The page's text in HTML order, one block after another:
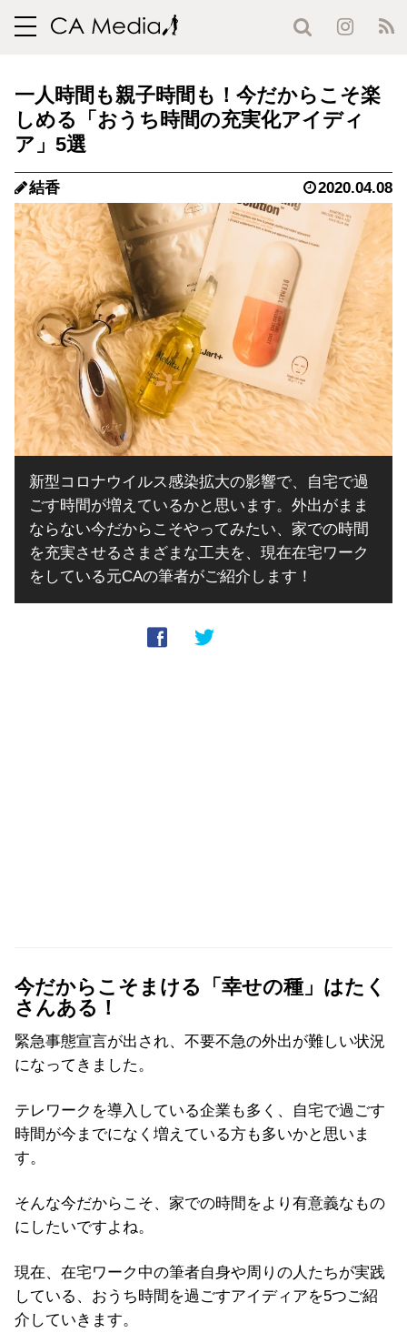
toggle
一人時間も親子時間も！今だからこそ楽
しめる「おうち時間の充実化アイディ
ア」5選
結香 2020.04.08
新型コロナウイルス感染拡大の影響で、自宅で過
ごす時間が増えているかと思います。外出がまま
ならない今だからこそやってみたい、家での時間
を充実させるさまざまな工夫を、現在在宅ワーク
をしている元CAの筆者がご紹介します！
今だからこそまける「幸せの種」はたく
さんある！
緊急事態宣言が出され、不要不急の外出が難しい状況
になってきました。
テレワークを導入している企業も多く、自宅で過ごす
時間が今までになく増えている方も多いかと思いま
す。
そんな今だからこそ、家での時間をより有意義なもの
にしたいですよね。
現在、在宅ワーク中の筆者自身や周りの人たちが実践
している、おうち時間を過ごすアイディアを5つご紹
介していきます。